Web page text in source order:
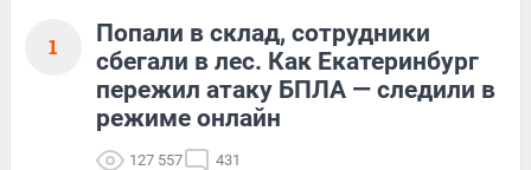
1
Попали в склад, сотрудники
сбегали в лес. Как Екатеринбург
пережил атаку БПЛА — следили в
режиме онлайн
127 557 431